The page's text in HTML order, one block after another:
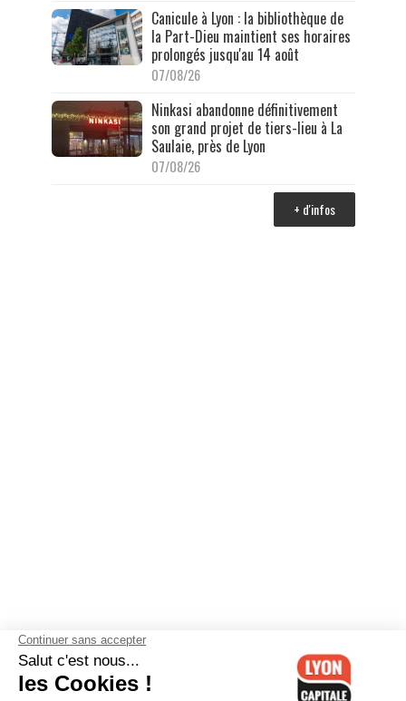
Canicule à Lyon : la bibliothèque de
la Part-Dieu maintient ses horaires
prolongés jusqu'au 14 août
07/08/26
Ninkasi abandonne définitivement
son grand projet de tiers-lieu à La
Saulaie, près de Lyon
07/08/26
+ d'infos